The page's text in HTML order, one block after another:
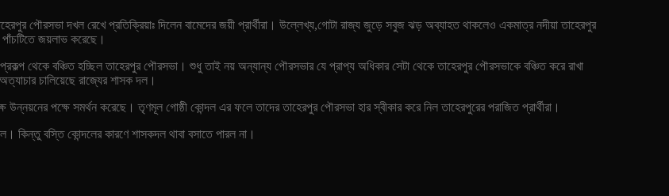
পৌরসভা দখল রেখে প্রতিক্রিয়াঃ দিলেন বামেদের জয়ী প্রার্থীরা। উল্লেখ্য,গোটা রাজ্য জুড়ে সবুজ ঝড় অব্যাহত থাকলেও একমাত্র নদীয়া তাহেরপুর
জয়লাভ করেছে।
প্রকল্প থেকে বঞ্চিত হচ্ছিল তাহেরপুর পৌরসভা। শুধু তাই নয় অন্যান্য পৌরসভার যে প্রাপ্য অধিকার সেটা থেকে তাহেরপুর পৌরসভাকে বঞ্চিত করে রাখা
চালিয়েছে রাজ্যের শাসক দল।
উন্নয়নের পক্ষে সমর্থন করেছে। তৃণমূল গোষ্ঠী কোন্দল এর ফলে তাদের তাহেরপুর পৌরসভা হার স্বীকার করে নিল তাহেরপুরের পরাজিত প্রার্থীরা।
কিন্তু বস্তি কোন্দলের কারণে শাসকদল থাবা বসাতে পারল না।